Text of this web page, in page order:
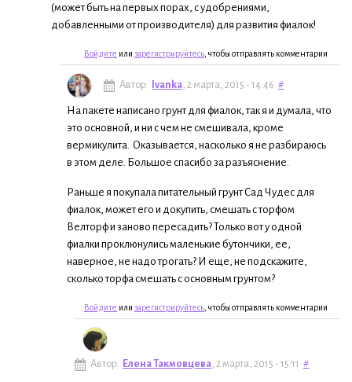
(может быть на первых порах, с удобрениями,
добавленными от производителя) для развития фиалок!
Войдите или зарегистрируйтесь , чтобы отправлять комментарии
Автор: Ivanka, 2 марта, 2015 - 14:46 #
На пакете написано грунт для фиалок, так я и думала, что
это основной, и ни с чем не смешивала, кроме
вермикулита. Оказывается, насколько я не разбираюсь
в этом деле. Большое спасибо за разъяснение.
Раньше я покупала питательный грунт Сад Чудес для
фиалок, может его и докупить, смешать с торфом
Велторф и заново пересадить? Только вот у одной
фиалки проклюнулись маленькие бутончики, ее,
наверное, не надо трогать? И еще, не подскажите,
сколько торфа смешать с основным грунтом?
Войдите или зарегистрируйтесь , чтобы отправлять комментарии
Автор: Елена Такмовцева, 2 марта, 2015 - 15:11 #